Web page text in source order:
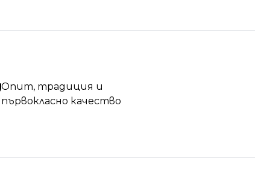
Опит, традиция и
първокласно качество